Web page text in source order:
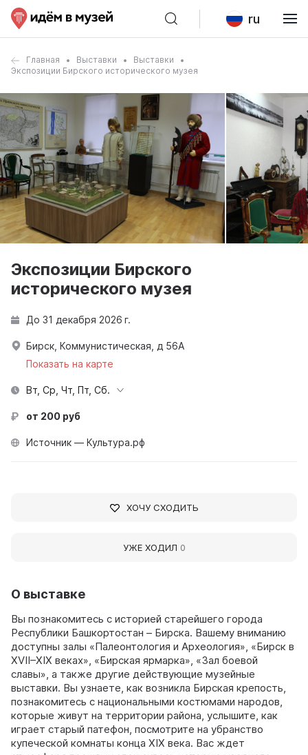
ru
Главная Выставки
Выставки
Экспозиции Бирского исторического музея
О выставке
Вы познакомитесь с историей старейшего города
Республики Башкортостан – Бирска. Вашему вниманию
доступны залы «Палеонтология и Археология», «Бирск в
XVII–XIX веках», «Бирская ярмарка», «Зал боевой
славы», а также другие действующие музейные
выставки. Вы узнаете, как возникла Бирская крепость,
познакомитесь с национальными костюмами народов,
которые живут на территории района, услышите, как
играет старый патефон, посмотрите на убранство
купеческой комнаты конца XIX века. Вас ждет
Экспозиции Бирского
исторического музея
До 31 декабря 2026 г.
Бирск, Коммунистическая, д 56А
Показать на карте
Вт, Ср, Чт, Пт, Сб.
от 200 руб
Источник — Культура.рф
ХОЧУ СХОДИТЬ
УЖЕ ХОДИЛ 0